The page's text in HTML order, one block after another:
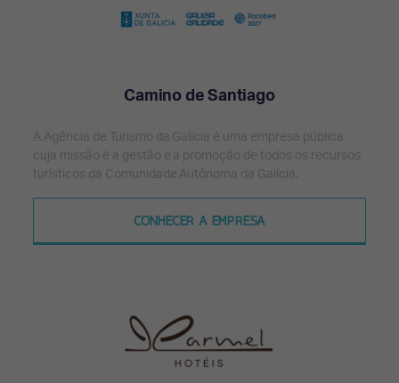
Camino de Santiago
A Agência de Turismo da Galícia é uma empresa pública
cuja missão é a gestão e a promoção de todos os recursos
turísticos da Comunidade Autônoma da Galícia.
CONHECER A EMPRESA